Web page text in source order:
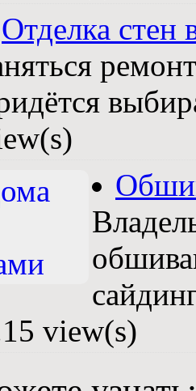
Отделка
15 view(s)